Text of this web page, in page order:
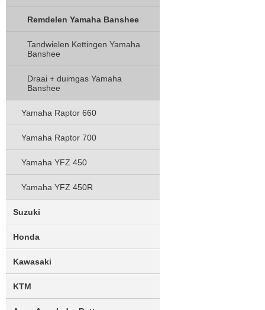
Remdelen Yamaha Banshee
Tandwielen Kettingen Yamaha
Banshee
Draai + duimgas Yamaha
Banshee
Yamaha Raptor 660
Yamaha Raptor 700
Yamaha YFZ 450
Yamaha YFZ 450R
Suzuki
Honda
Kawasaki
KTM